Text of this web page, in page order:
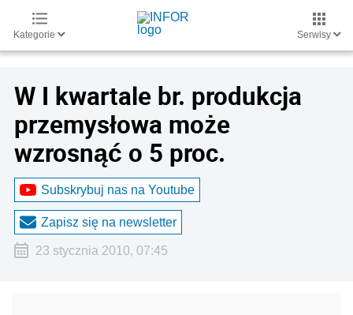
Kategorie Serwisy
W I kwartale br. produkcja
przemysłowa może
wzrosnąć o 5 proc.
Subskrybuj nas na Youtube
Zapisz się na newsletter
23 stycznia 2010, 07:45